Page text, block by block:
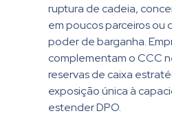
ruptura de cadeia,
em poucos parceiros
poder de barganha.
complementam o CCC
reservas de caixa
exposição única à
estender DPO.